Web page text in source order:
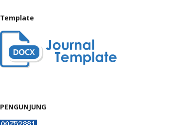
Template
PENGUNJUNG